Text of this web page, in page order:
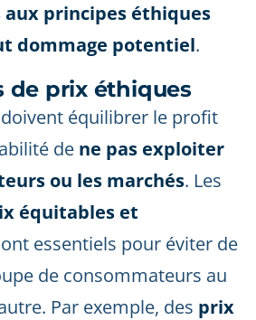
principes éthiques
dommage potentiel.
de prix éthiques
équilibrer le profit
de ne pas exploiter
ou les marchés. Les
équitables et
essentiels pour éviter de
de consommateurs au
Par exemple, des prix